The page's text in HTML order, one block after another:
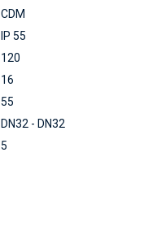
CDM
IP 55
120
16
55
DN32 - DN32
5